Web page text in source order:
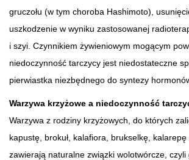
gruczołu (w tym choroba Hashimoto),
uszkodzenie w wyniku zastosowanej
i szyi. Czynnikiem żywieniowym mogącym
niedoczynność tarczycy jest niedostateczne
pierwiastka niezbędnego do syntezy
Warzywa krzyżowe a niedoczynność
Warzywa z rodziny krzyżowych, do których
kapustę, brokuł, kalafiora, brukselkę,
zawierają naturalne związki wolotwórcze, czyli